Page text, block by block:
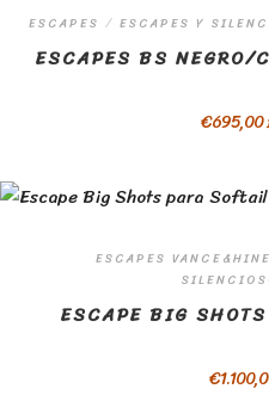
ESCAPES / ESCAPES Y
ESCAPES BS NEGRO/
€695,00
ESCAPES
ESCAPE BIG
€